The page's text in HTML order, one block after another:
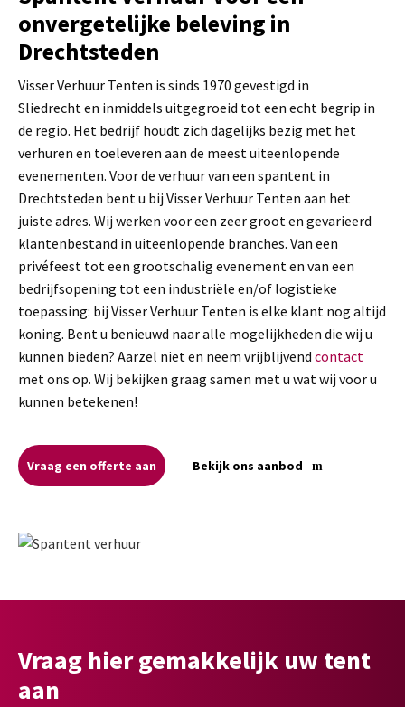
onvergetelijke beleving in
Drechtsteden
Visser Verhuur Tenten is sinds 1970 gevestigd in
Sliedrecht en inmiddels uitgegroeid tot een echt begrip in
de regio. Het bedrijf houdt zich dagelijks bezig met het
verhuren en toeleveren aan de meest uiteenlopende
evenementen. Voor de verhuur van een spantent in
Drechtsteden bent u bij Visser Verhuur Tenten aan het
juiste adres. Wij werken voor een zeer groot en gevarieerd
klantenbestand in uiteenlopende branches. Van een
privéfeest tot een grootschalig evenement en van een
bedrijfsopening tot een industriële en/of logistieke
toepassing: bij Visser Verhuur Tenten is elke klant nog altijd
koning. Bent u benieuwd naar alle mogelijkheden die wij u
kunnen bieden? Aarzel niet en neem vrijblijvend contact
met ons op. Wij bekijken graag samen met u wat wij voor u
kunnen betekenen!
Vraag een offerte aan Bekijk ons aanbod
Vraag hier gemakkelijk uw tent
aan